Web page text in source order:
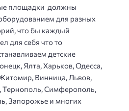
площадки должны
для разных
что бы каждый
для себя что то
детские
Ялта, Харьков, Одесса,
Винница, Львов,
Тернополь, Симферополь,
Запорожье и многих